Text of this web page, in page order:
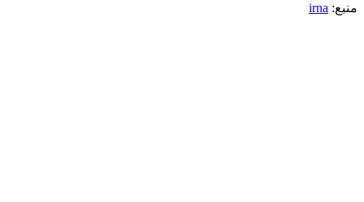
منبع: irna